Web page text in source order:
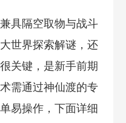
具隔空取物与战斗
世界探索解谜，还
关键，是新手前期
需通过神仙渡的专
易操作，下面详细